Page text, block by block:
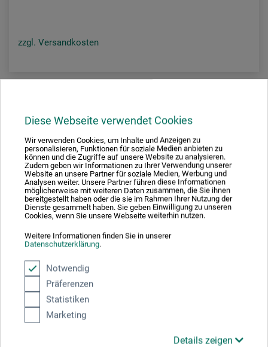
Diese Webseite verwendet Cookies
Wir verwenden Cookies, um Inhalte und Anzeigen zu
personalisieren, Funktionen für soziale Medien anbieten zu
können und die Zugriffe auf unsere Website zu analysieren.
Zudem geben wir Informationen zu Ihrer Verwendung unserer
Website an unsere Partner für soziale Medien, Werbung und
Analysen weiter. Unsere Partner führen diese Informationen
möglicherweise mit weiteren Daten zusammen, die Sie ihnen
bereitgestellt haben oder die sie im Rahmen Ihrer Nutzung der
Dienste gesammelt haben. Sie geben Einwilligung zu unseren
Cookies, wenn Sie unsere Webseite weiterhin nutzen.
Weitere Informationen finden Sie in unserer
Datenschutzerklärung.
Notwendig
Präferenzen
Statistiken
Marketing
Details zeigen
zzgl. Versandkosten
Schmincke
Aero Schlusslack